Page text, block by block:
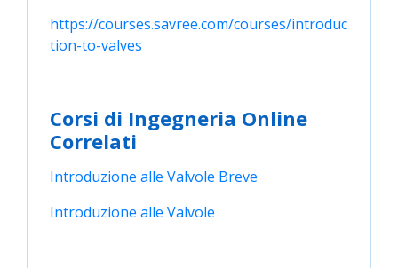
https://courses.savree.com/courses/introduc
tion-to-valves
Corsi di Ingegneria Online
Correlati
Introduzione alle Valvole Breve
Introduzione alle Valvole